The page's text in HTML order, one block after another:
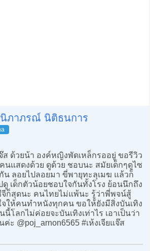
ภาภรณ์ นิติธนการ
จ๊ส ด้วยน้า องค์หญิงพัดเหล็กรออยู่ ขอรีวิว
นแสดงด้วย ดูด้วย ชอบนะ สมัยเด็กๆดูไซ
ลอยไปลอยมา ขี่พายุทะลุเมฆ แล้วก็
ดู เด็กตัวน้อยชอบใจกันทั้งโรง ย้อนนึกถึง
จีก็สุดนะ คนไทยไม่แพ้นะ รู้ว่าพี่พจน์สู้
จให้คนทำหนังทุกคน ขอให้ยังมีสิ่งบันเทิง
นี้โลกไม่ค่อยจะบันเทิงเท่าไร เอาเป็นว่า
ะ @poj_arnon6565 #เห้งเจียแจ๊ส